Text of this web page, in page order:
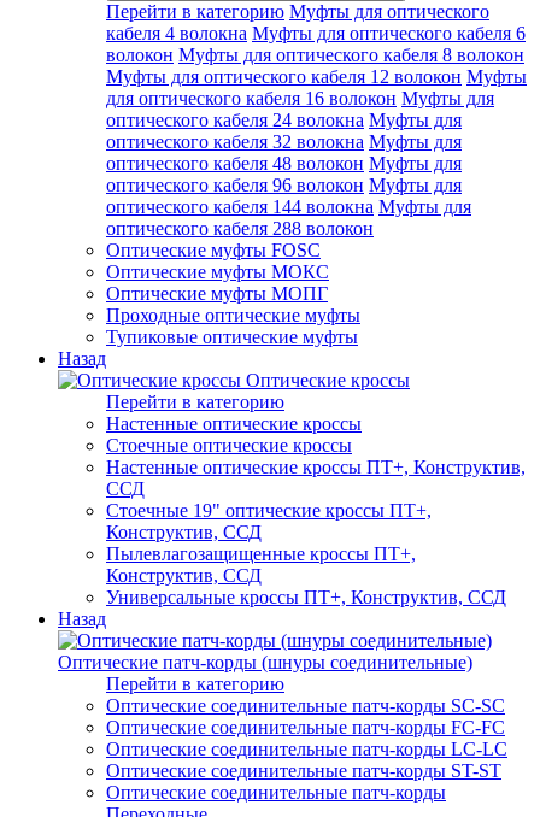
Перейти в категорию Муфты для оптического
кабеля 4 волокна Муфты для оптического кабеля 6
волокон Муфты для оптического кабеля 8 волокон
Муфты для оптического кабеля 12 волокон Муфты
для оптического кабеля 16 волокон Муфты для
оптического кабеля 24 волокна Муфты для
оптического кабеля 32 волокна Муфты для
оптического кабеля 48 волокон Муфты для
оптического кабеля 96 волокон Муфты для
оптического кабеля 144 волокна Муфты для
оптического кабеля 288 волокон
Оптические муфты FOSC
Оптические муфты МОКС
Оптические муфты МОПГ
Проходные оптические муфты
Тупиковые оптические муфты
Назад
Оптические кроссы
Перейти в категорию
Настенные оптические кроссы
Стоечные оптические кроссы
Настенные оптические кроссы ПТ+, Конструктив,
ССД
Стоечные 19" оптические кроссы ПТ+,
Конструктив, ССД
Пылевлагозащищенные кроссы ПТ+,
Конструктив, ССД
Универсальные кроссы ПТ+, Конструктив, ССД
Назад
Оптические патч-корды (шнуры соединительные)
Перейти в категорию
Оптические соединительные патч-корды SC-SC
Оптические соединительные патч-корды FC-FC
Оптические соединительные патч-корды LC-LC
Оптические соединительные патч-корды ST-ST
Оптические соединительные патч-корды